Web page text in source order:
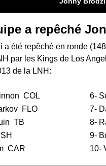
a repêché
a été repêché en ronde
par les Kings de Los
de la LNH:
COL
FLO
TB
CAR
6-
7-
8-
9-
10-